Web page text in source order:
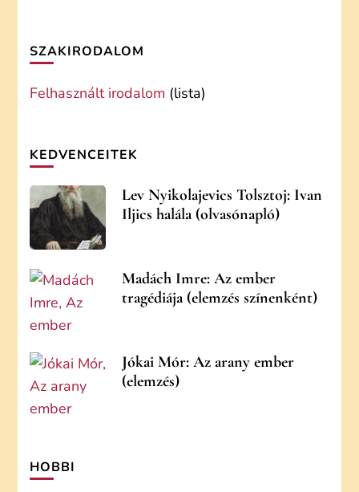
SZAKIRODALOM
Felhasznált irodalom (lista)
KEDVENCEITEK
Lev Nyikolajevics Tolsztoj: Ivan
Iljics halála (olvasónapló)
Madách Imre: Az ember
tragédiája (elemzés színenként)
Jókai Mór: Az arany ember
(elemzés)
HOBBI